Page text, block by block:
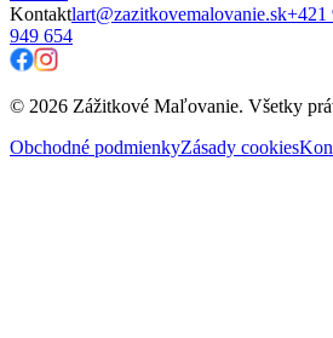
Kontaktlart@zazitkovemalovanie.sk+421
949 654
© 2026 Zážitkové Maľovanie. Všetky
Obchodné podmienkyZásady cookies